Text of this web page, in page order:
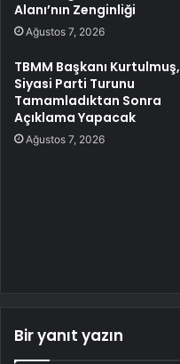
Alanı’nın Zenginliği
Ağustos 7, 2026
TBMM Başkanı Kurtulmuş,
Siyasi Parti Turunu
Tamamladıktan Sonra
Açıklama Yapacak
Ağustos 7, 2026
Bir yanıt yazın